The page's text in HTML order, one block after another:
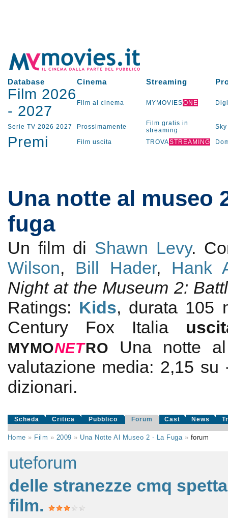
Database Cinema Streaming
Film 2026
- 2027 Film al cinema MYMOVIESONE
Serie TV 2026 2027 Prossimamente
Film gratis in
streaming
Sky
Premi Film uscita TROVASTREAMING
Una notte al museo
fuga
Un film di Shawn Levy.
Wilson, Bill Hader, Hank
Night at the Museum 2:
Ratings: Kids, durata 105
Century Fox Italia
MYMONETRO
Una notte
valutazione media: 2,15 su
dizionari.
Scheda Critica Pubblico Forum Cast News
Home » Film » 2009 » Una Notte Al Museo 2 - La Fuga» forum
uteforum
delle stranezze cmq
film.